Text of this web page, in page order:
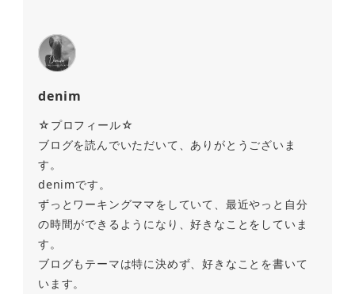
denim
☆プロフィール☆
ブログを読んでいただいて、ありがとうございま
す。
denimです。
ずっとワーキングママをしていて、最近やっと自分
の時間ができるようになり、好きなことをしていま
す。
ブログもテーマは特に決めず、好きなことを書いて
います。